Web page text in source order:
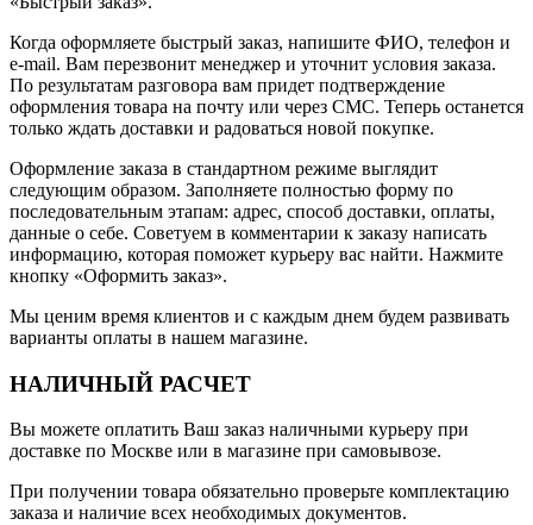
Когда оформляете быстрый заказ, напишите ФИО, телефон и
e-mail. Вам перезвонит менеджер и уточнит условия заказа.
По результатам разговора вам придет подтверждение
оформления товара на почту или через СМС. Теперь останется
только ждать доставки и радоваться новой покупке.
Оформление заказа в стандартном режиме выглядит
следующим образом. Заполняете полностью форму по
последовательным этапам: адрес, способ доставки, оплаты,
данные о себе. Советуем в комментарии к заказу написать
информацию, которая поможет курьеру вас найти. Нажмите
кнопку «Оформить заказ».
Мы ценим время клиентов и с каждым днем будем развивать
варианты оплаты в нашем магазине.
НАЛИЧНЫЙ РАСЧЕТ
Вы можете оплатить Ваш заказ наличными курьеру при
доставке по Москве или в магазине при самовывозе.
При получении товара обязательно проверьте комплектацию
заказа и наличие всех необходимых документов.